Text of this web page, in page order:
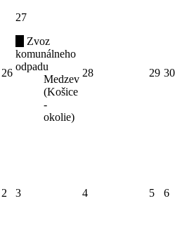
26
27
Zvoz
komunálneho
odpadu
Medzev
(Košice
-
okolie)
28 29 30
2 3 4 5 6